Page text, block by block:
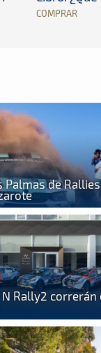
COMPRAR
Palmas de
Rally2 correrán